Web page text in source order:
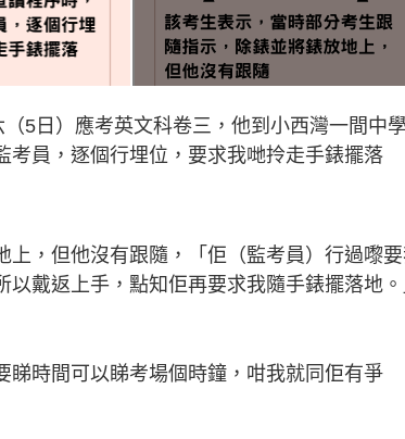
5日）應考英文科卷三，他到小西灣一間中
員，逐個行埋位，要求我哋拎走手錶擺落
，但他沒有跟隨，「佢（監考員）行過嚟
戴返上手，點知佢再要求我隨手錶擺落地。
時間可以睇考場個時鐘，咁我就同佢有爭